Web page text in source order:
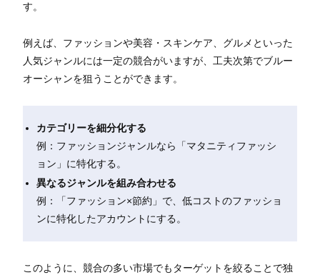
す。
例えば、ファッションや美容・スキンケア、グルメといった
人気ジャンルには一定の競合がいますが、工夫次第でブルー
オーシャンを狙うことができます。
カテゴリーを細分化する
例：ファッションジャンルなら「マタニティファッシ
ョン」に特化する。
異なるジャンルを組み合わせる
例：「ファッション×節約」で、低コストのファッショ
ンに特化したアカウントにする。
このように、競合の多い市場でもターゲットを絞ることで独